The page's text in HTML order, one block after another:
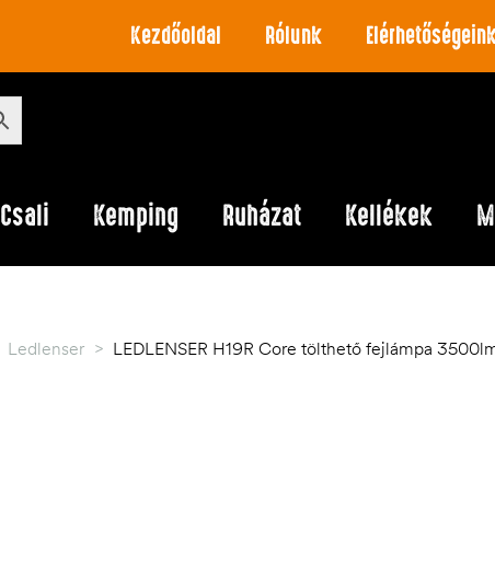
Kezdőoldal Rólunk
Csali Kemping Ruházat Kellékek
Ledlenser > LEDLENSER H19R Core tölthető fejlámpa